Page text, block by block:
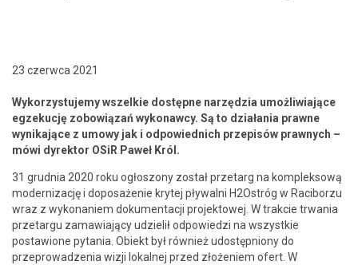
23 czerwca 2021
Wyko­rzys­tu­je­my wszelkie dostęp­ne narzędzia umożli­wia­jące
egzekucję zobow­iązań wykon­aw­cy. Są to dzi­ała­nia prawne
wynika­jące z umowy jak i odpowied­nich przepisów prawnych –
mówi dyrek­tor OSiR Paweł Król.
31 grud­nia 2020 roku ogłos­zony został prze­targ na kom­plek­sową
mod­ern­iza­cję i doposaże­nie kry­tej pły­wal­ni H2Ostróg w Raci­borzu
wraz z wyko­naniem doku­men­tacji pro­jek­towej. W trak­cie trwa­nia
prze­tar­gu zamaw­ia­ją­cy udzielił odpowiedzi na wszys­tkie
postaw­ione pyta­nia. Obiekt był również udostęp­niony do
przeprowadzenia wiz­ji lokalnej przed złoże­niem ofert. W